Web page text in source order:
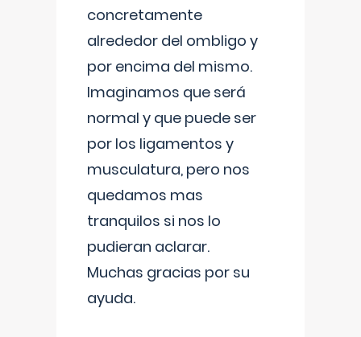
concretamente
alrededor del ombligo y
por encima del mismo.
Imaginamos que será
normal y que puede ser
por los ligamentos y
musculatura, pero nos
quedamos mas
tranquilos si nos lo
pudieran aclarar.
Muchas gracias por su
ayuda.